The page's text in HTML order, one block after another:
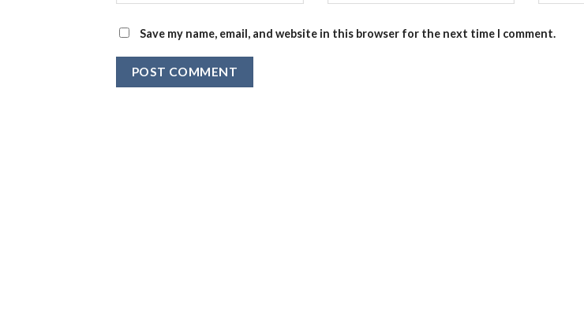
Save my name, email, and website in this browser for the next time I comment.